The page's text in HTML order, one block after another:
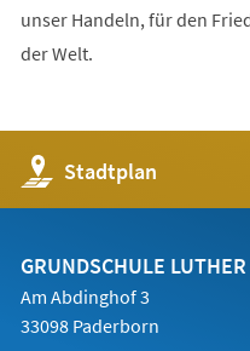
unser Handeln, für den
der Welt.
Stadtplan
(Öffnet
in
einem
Tab)
GRUNDSCHULE LUTHER
Am Abdinghof 3
33098 Paderborn